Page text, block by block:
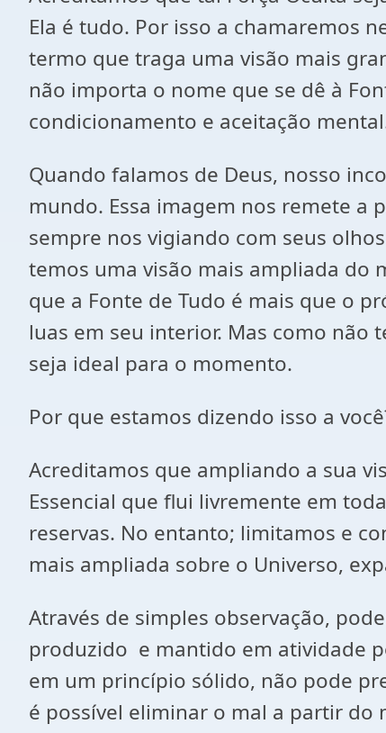
Ela é tudo. Por isso a chamaremos
termo que traga uma visão mais
não importa o nome que se dê à
condicionamento e aceitação
Quando falamos de Deus, nosso
mundo. Essa imagem nos remete a
sempre nos vigiando com seus
temos uma visão mais ampliada do
que a Fonte de Tudo é mais que o
luas em seu interior. Mas como
seja ideal para o momento.
Por que estamos dizendo isso a
Acreditamos que ampliando a sua
Essencial que flui livremente em
reservas. No entanto; limitamos e
mais ampliada sobre o Universo,
Através de simples observação,
produzido e mantido em atividade
em um princípio sólido, não pode
é possível eliminar o mal a partir